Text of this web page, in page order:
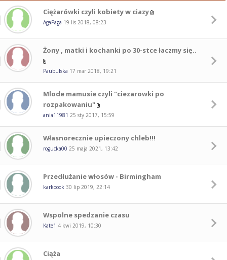
Ciężarówki czyli kobiety w ciazy
AgaPaga 19 lis 2018, 08:23
Żony , matki i kochanki po 30-stce łaczmy się..
Paubulska 17 mar 2018, 19:21
Mlode mamusie czyli "ciezarowki po
rozpakowaniu"
ania11981 25 sty 2017, 15:59
Własnorecznie upieczony chleb!!!
rogucka00 25 maja 2021, 13:42
Przedłużanie włosów - Birmingham
karkoook 30 lip 2019, 22:14
Wspolne spedzanie czasu
Kate1 4 kwi 2019, 10:30
Ciąża